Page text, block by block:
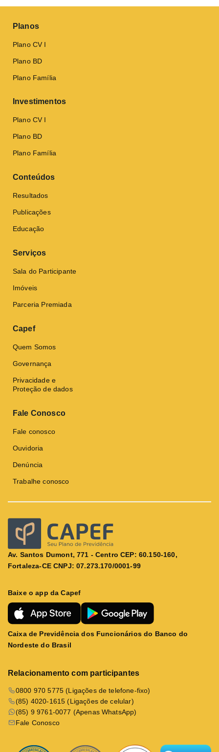
Planos
Plano CV I
Plano BD
Plano Família
Investimentos
Plano CV I
Plano BD
Plano Família
Conteúdos
Resultados
Publicações
Educação
Serviços
Sala do Participante
Imóveis
Parceria Premiada
Capef
Quem Somos
Governança
Privacidade e
Proteção de dados
Fale Conosco
Fale conosco
Ouvidoria
Denúncia
Trabalhe conosco
Av. Santos Dumont, 771 - Centro CEP: 60.150-160,
Fortaleza-CE CNPJ: 07.273.170/0001-99
Baixe o app da Capef
Caixa de Previdência dos Funcionários do Banco do
Nordeste do Brasil
Relacionamento com participantes
0800 970 5775 (Ligações de telefone-fixo)
(85) 4020-1615 (Ligações de celular)
(85) 9 9761-0077 (Apenas WhatsApp)
Fale Conosco